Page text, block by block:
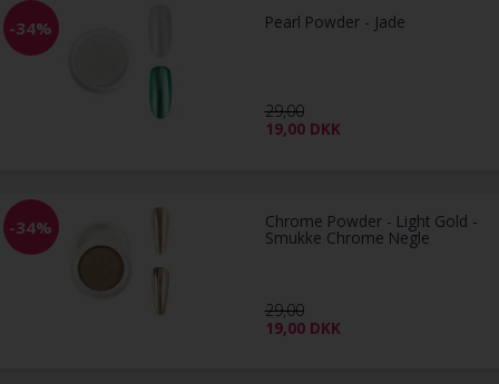
-34% Pearl Powder - Jade
29,00
19,00 DKK
-34% Chrome Powder - Light Gold -
Smukke Chrome Negle
29,00
19,00 DKK